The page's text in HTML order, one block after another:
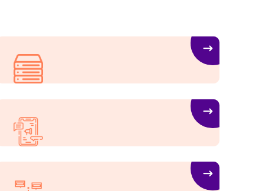
Et harum quidem rerum facilis expedita
distinctio nam libero tempore cum